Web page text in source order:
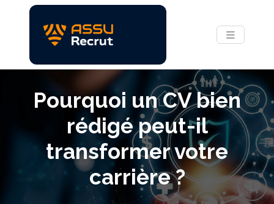
Pourquoi un CV bien
rédigé peut-il
transformer votre
carrière ?